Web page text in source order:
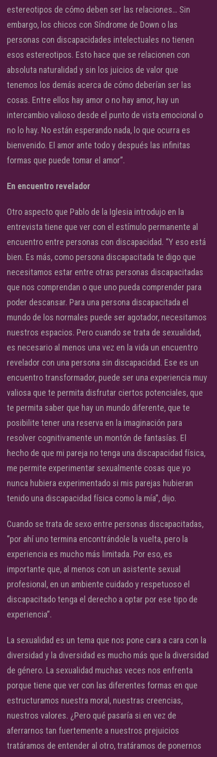
estereotipos de cómo deben ser las relaciones… Sin
embargo, los chicos con Síndrome de Down o las
personas con discapacidades intelectuales no tienen
esos estereotipos. Esto hace que se relacionen con
absoluta naturalidad y sin los juicios de valor que
tenemos los demás acerca de cómo deberían ser las
cosas. Entre ellos hay amor o no hay amor, hay un
intercambio valioso desde el punto de vista emocional o
no lo hay. No están esperando nada, lo que ocurra es
bienvenido. El amor ante todo y después las infinitas
formas que puede tomar el amor”.
En encuentro revelador
Otro aspecto que Pablo de la Iglesia introdujo en la
entrevista tiene que ver con el estímulo permanente al
encuentro entre personas con discapacidad. “Y eso está
bien. Es más, como persona discapacitada te digo que
necesitamos estar entre otras personas discapacitadas
que nos comprendan o que uno pueda comprender para
poder descansar. Para una persona discapacitada el
mundo de los normales puede ser agotador, necesitamos
nuestros espacios. Pero cuando se trata de sexualidad,
es necesario al menos una vez en la vida un encuentro
revelador con una persona sin discapacidad. Ese es un
encuentro transformador, puede ser una experiencia muy
valiosa que te permita disfrutar ciertos potenciales, que
te permita saber que hay un mundo diferente, que te
posibilite tener una reserva en la imaginación para
resolver cognitivamente un montón de fantasías. El
hecho de que mi pareja no tenga una discapacidad física,
me permite experimentar sexualmente cosas que yo
nunca hubiera experimentado si mis parejas hubieran
tenido una discapacidad física como la mía”, dijo.
Cuando se trata de sexo entre personas discapacitadas,
“por ahí uno termina encontrándole la vuelta, pero la
experiencia es mucho más limitada. Por eso, es
importante que, al menos con un asistente sexual
profesional, en un ambiente cuidado y respetuoso el
discapacitado tenga el derecho a optar por ese tipo de
experiencia”.
La sexualidad es un tema que nos pone cara a cara con la
diversidad y la diversidad es mucho más que la diversidad
de género. La sexualidad muchas veces nos enfrenta
porque tiene que ver con las diferentes formas en que
estructuramos nuestra moral, nuestras creencias,
nuestros valores. ¿Pero qué pasaría si en vez de
aferrarnos tan fuertemente a nuestros prejuicios
tratáramos de entender al otro, tratáramos de ponernos